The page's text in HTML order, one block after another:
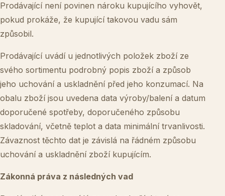
Prodávající není povinen nároku kupujícího vyhovět,
pokud prokáže, že kupující takovou vadu sám
způsobil.
Prodávající uvádí u jednotlivých položek zboží ze
svého sortimentu podrobný popis zboží a způsob
jeho uchování a uskladnění před jeho konzumací. Na
obalu zboží jsou uvedena data výroby/balení a datum
doporučené spotřeby, doporučeného způsobu
skladování, včetně teplot a data minimální trvanlivosti.
Závaznost těchto dat je závislá na řádném způsobu
uchování a uskladnění zboží kupujícím.
Zákonná práva z následných vad